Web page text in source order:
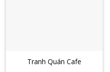
Tranh Quán Cafe